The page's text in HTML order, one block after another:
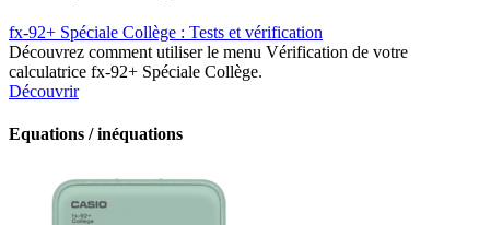
fx-92+ Spéciale Collège : Tests et vérification
Découvrez comment utiliser le menu Vérification de votre
calculatrice fx-92+ Spéciale Collège.
Découvrir
Equations / inéquations